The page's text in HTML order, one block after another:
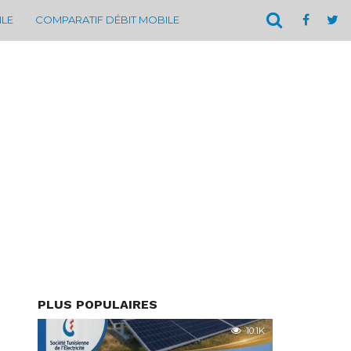
COMPARATIF DÉBIT MOBILE
PLUS POPULAIRES
10.1K